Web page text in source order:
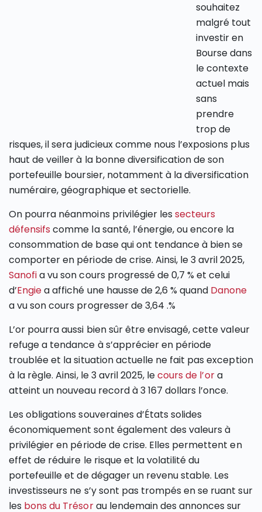
souhaitez
malgré tout
investir en
Bourse dans
le contexte
actuel mais
sans
prendre
trop de
risques, il sera judicieux comme nous l’exposions plus
haut de veiller à la bonne diversification de son
portefeuille boursier, notamment à la diversification
numéraire, géographique et sectorielle.
On pourra néanmoins privilégier lessecteurs
défensifs comme la santé, l’énergie, ou encore la
consommation de base qui ont tendance à bien se
comporter en période de crise. Ainsi, le 3 avril 2025,
Sanofia vu son cours progressé de 0,7 % et celui
d’Engiea affiché une hausse de 2,6 % quand Danone
a vu son cours progresser de 3,64 .%
L’or pourra aussi bien sûr être envisagé, cette valeur
refuge a tendance à s’apprécier en période
troublée et la situation actuelle ne fait pas exception
à la règle. Ainsi, le 3 avril 2025, lecours de l’ora
atteint un nouveau record à 3 167 dollars l’once.
Les obligations souveraines d’États solides
économiquement sont également des valeurs à
privilégier en période de crise. Elles permettent en
effet de réduire le risque et la volatilité du
portefeuille et de dégager un revenu stable. Les
investisseurs ne s’y sont pas trompés en se ruant sur
les bons du Trésorau lendemain des annonces sur